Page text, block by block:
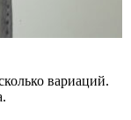
вариаций.